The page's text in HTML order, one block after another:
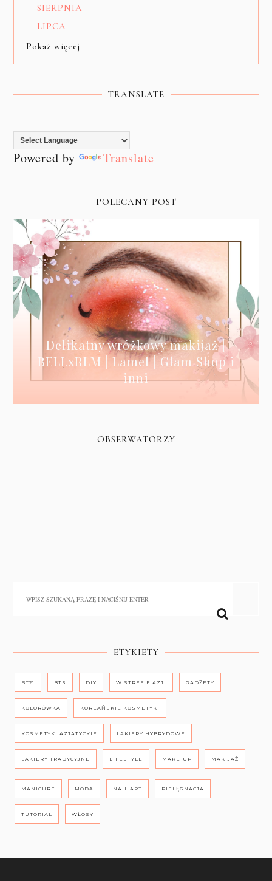
SIERPNIA
LIPCA
Pokaż więcej
TRANSLATE
Powered by Translate
POLECANY POST
Delikatny wróżkowy makijaż |
BELLxRLM | Lamel | Glam Shop i
inni
OBSERWATORZY
ETYKIETY
BT21 BTS DIY W STREFIE AZJI GADŻETY
KOLORÓWKA KOREAŃSKIE KOSMETYKI
KOSMETYKI AZJATYCKIE LAKIERY HYBRYDOWE
LAKIERY TRADYCYJNE LIFESTYLE MAKE-UP MAKIJAŻ
MANICURE MODA NAIL ART PIELĘGNACJA
TUTORIAL WŁOSY